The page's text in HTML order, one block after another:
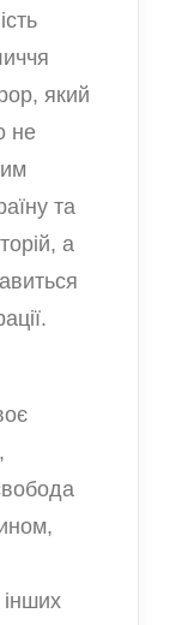
який
не
та
а
інших